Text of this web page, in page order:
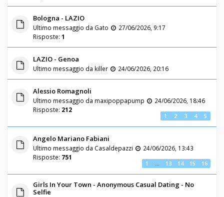
Bologna - LAZIO
Ultimo messaggio da Gato
27/06/2026, 9:17
Risposte: 1
LAZIO - Genoa
Ultimo messaggio da killer 24/06/2026, 20:16
Alessio Romagnoli
Ultimo messaggio da maxipoppapump
24/06/2026, 18:46
Risposte: 212
1 2 3 4 5
Angelo Mariano Fabiani
Ultimo messaggio da Casaldepazzi
24/06/2026, 13:43
Risposte: 751
1 13 14 15 16
Girls In Your Town - Anonymous Casual Dating - No
Selfie